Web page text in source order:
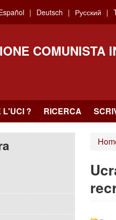
Deutsch Русский
COMUNISTA
L'UCI ? RICERCA